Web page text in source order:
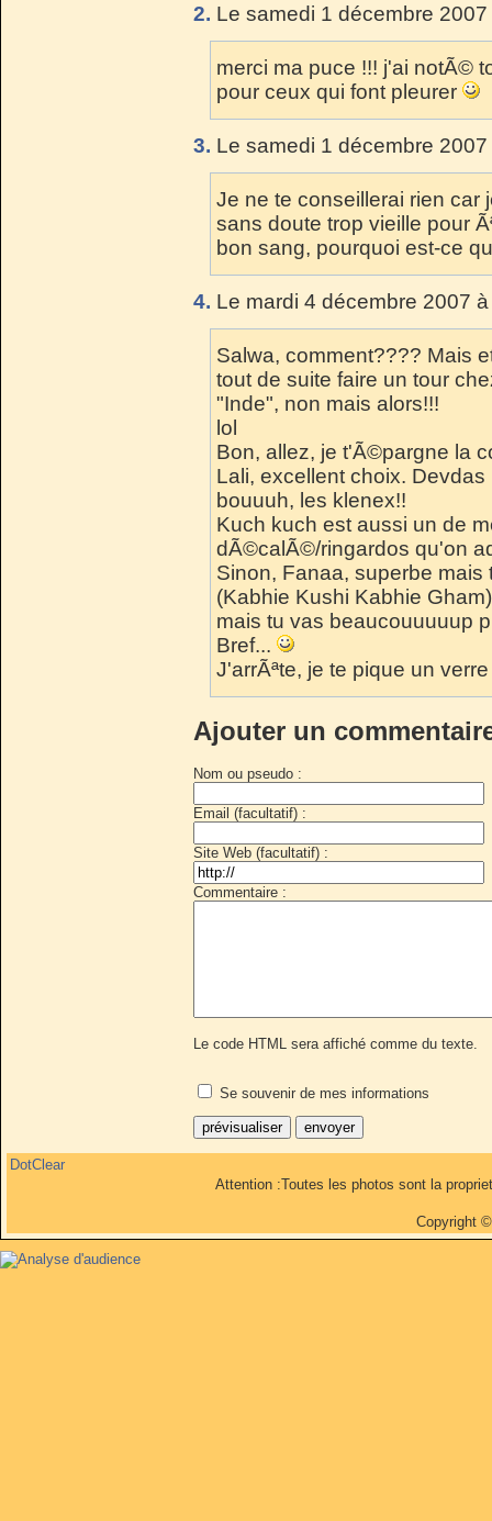
2. Le samedi 1 décembre
merci ma puce !!! j'ai notÃ©
pour ceux qui font pleurer
3. Le samedi 1 décembre
Je ne te conseillerai rien car
sans doute trop vieille pour
bon sang, pourquoi est-ce
4. Le mardi 4 décembre 2007
Salwa, comment???? Mais
tout de suite faire un tour
"Inde", non mais alors!!!
lol
Bon, allez, je t'Ã©pargne la
Lali, excellent choix.
bouuuh, les klenex!!
Kuch kuch est aussi un de
dÃ©calÃ©/ringardos qu'on
Sinon, Fanaa, superbe mais
(Kabhie Kushi Kabhie
mais tu vas beaucouuuuup
Bref...
J'arrÃªte, je te pique un
Ajouter un
Nom ou pseudo :
Email (facultatif) :
Site Web (facultatif) :
Commentaire :
Le code HTML sera affiché comme du texte.
Se souvenir de mes informations
DotClear
Attention :Toutes les photos sont la
Copyright